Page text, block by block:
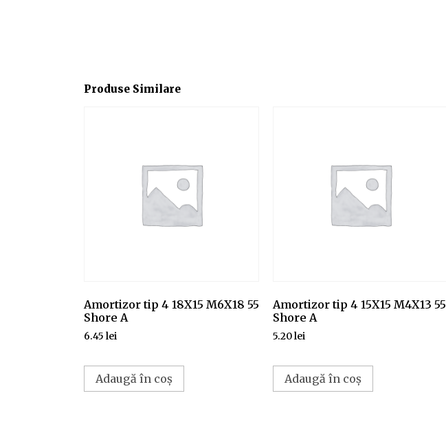
Produse Similare
Amortizor tip 4 18X15 M6X18 55
Shore A
6.45 lei
Adaugă în coș
Amortizor tip 4 15X15 M4X13 55
Shore A
5.20lei
Adaugă în coș